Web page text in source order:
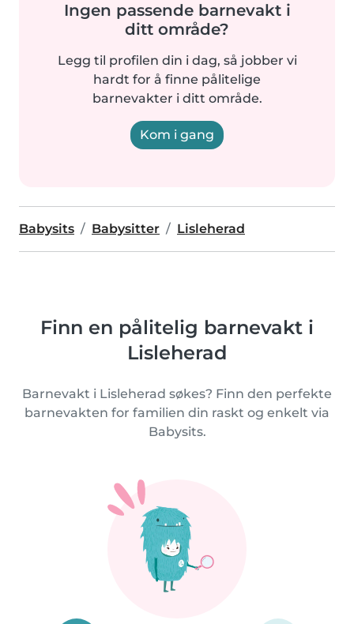
Ingen passende barnevakt i
ditt område?
Legg til profilen din i dag, så jobber vi
hardt for å finne pålitelige
barnevakter i ditt område.
Kom i gang
Babysits Babysitter Lisleherad
Finn en pålitelig barnevakt i
Lisleherad
Barnevakt i Lisleherad søkes? Finn den perfekte
barnevakten for familien din raskt og enkelt via
Babysits.